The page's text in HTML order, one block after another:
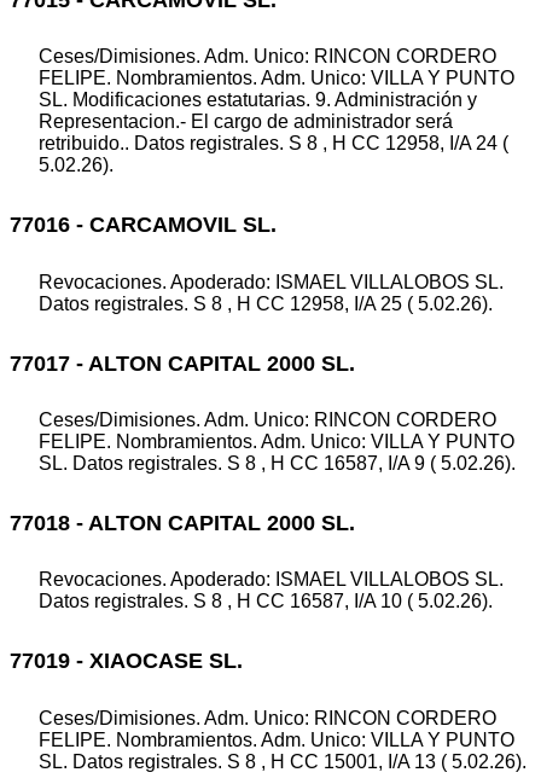
Ceses/Dimisiones. Adm. Unico: RINCON CORDERO
FELIPE. Nombramientos. Adm. Unico: VILLA Y PUNTO
SL. Modificaciones estatutarias. 9. Administración y
Representacion.- El cargo de administrador será
retribuido.. Datos registrales. S 8 , H CC 12958, I/A 24 (
5.02.26).
77016 - CARCAMOVIL SL.
Revocaciones. Apoderado: ISMAEL VILLALOBOS SL.
Datos registrales. S 8 , H CC 12958, I/A 25 ( 5.02.26).
77017 - ALTON CAPITAL 2000 SL.
Ceses/Dimisiones. Adm. Unico: RINCON CORDERO
FELIPE. Nombramientos. Adm. Unico: VILLA Y PUNTO
SL. Datos registrales. S 8 , H CC 16587, I/A 9 ( 5.02.26).
77018 - ALTON CAPITAL 2000 SL.
Revocaciones. Apoderado: ISMAEL VILLALOBOS SL.
Datos registrales. S 8 , H CC 16587, I/A 10 ( 5.02.26).
77019 - XIAOCASE SL.
Ceses/Dimisiones. Adm. Unico: RINCON CORDERO
FELIPE. Nombramientos. Adm. Unico: VILLA Y PUNTO
SL. Datos registrales. S 8 , H CC 15001, I/A 13 ( 5.02.26).